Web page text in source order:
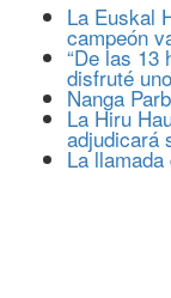
La Euskal
campeón
“De las 13
disfruté
Nanga
La Hiru
adjudicará
La